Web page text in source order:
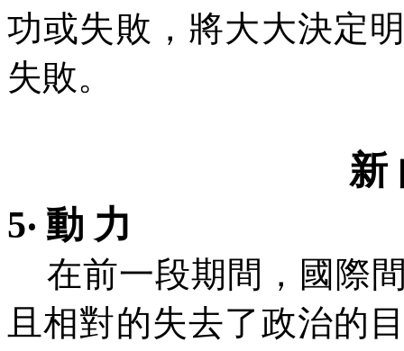
功或失敗，將大大決定
失敗。
新
5‧ 動 力
在前一段期間，國際
且相對的失去了政治的